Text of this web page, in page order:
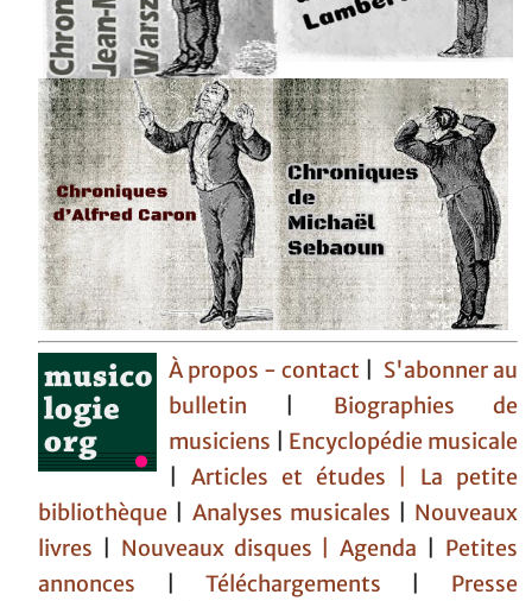
À propos - contact
S'abonner au
bulletin
Biographies de
musiciens
Encyclopédie musicale
|Articles et études | La petite
bibliothèque
Analyses musicales
Nouveaux
livres
Nouveaux disques |Agenda
Petites
annonces
Téléchargements
Presse